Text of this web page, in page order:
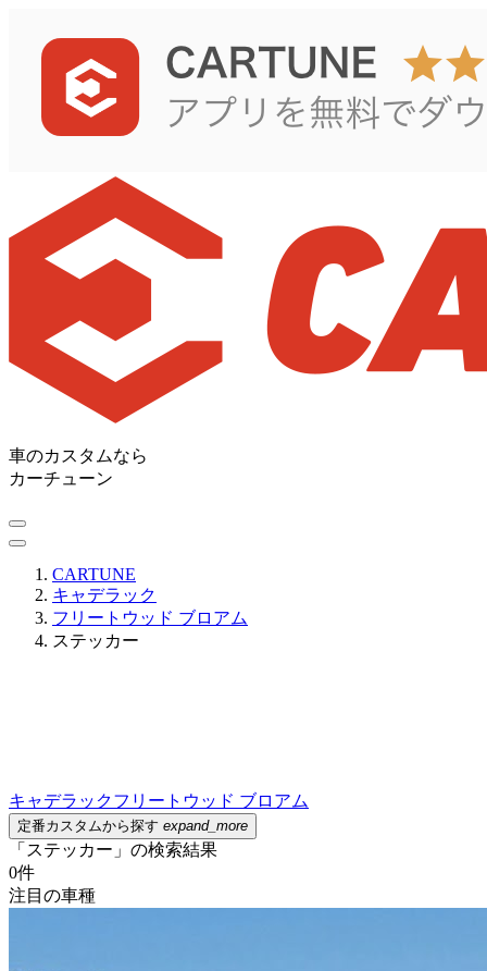
車のカスタムなら
カーチューン
CARTUNE
キャデラック
フリートウッド ブロアム
ステッカー
キャデラックフリートウッド ブロアム
定番カスタムから探す expand_more
「ステッカー」の検索結果
0件
注目の車種